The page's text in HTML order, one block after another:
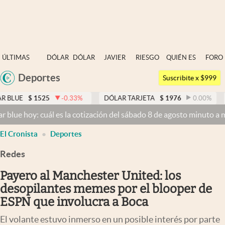
ÚLTIMAS
NOTICIAS
DÓLAR
DÓLAR
JAVIER
RIESGO
QUIÉN ES
QUIÉN
FORO
Argentina
México
Deportes
Dólar
Members
Economía y Política
Finanzas y Mercados
Mercados Online
Negocios
Columnistas
Otras secciones
Apertura
Suscribite x $999
-0.33% DÓLAR TARJETA $ 1976 0.00% DÓLAR
es la cotización del sábado 8 de agosto minuto a minuto
El Cronista Deportes
Redes
Payero al Manchester United: los
desopilantes memes por el blooper de
ESPN que involucra a Boca
El volante estuvo inmerso en un posible interés por parte